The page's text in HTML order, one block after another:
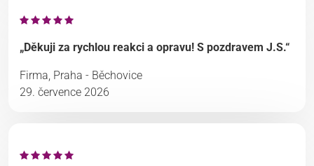
„Děkuji za rychlou reakci a opravu! S pozdravem J.S.“
Firma, Praha - Běchovice
29. července 2026